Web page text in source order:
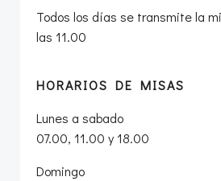
Todos los días se transmite la
las 11.00
HORARIOS DE MISAS
Lunes a sabado
07.00, 11.00 y 18.00
Domingo